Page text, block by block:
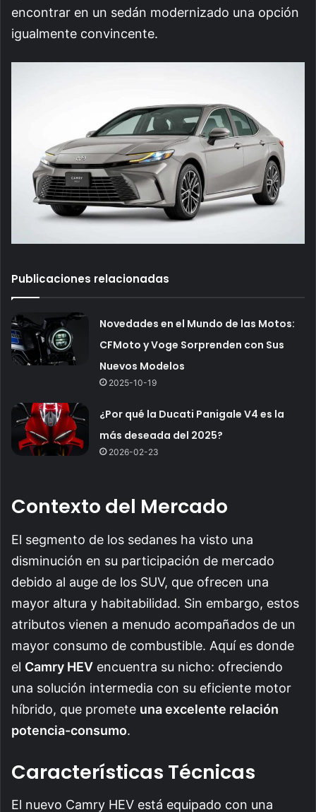
encontrar en un sedán modernizado una opción
igualmente convincente.
Publicaciones relacionadas
Novedades en el Mundo de las Motos:
CFMoto y Voge Sorprenden con Sus
Nuevos Modelos
2025-10-19
¿Por qué la Ducati Panigale V4 es la
más deseada del 2025?
2026-02-23
Contexto del Mercado
El segmento de los sedanes ha visto una
disminución en su participación de mercado
debido al auge de los SUV, que ofrecen una
mayor altura y habitabilidad. Sin embargo, estos
atributos vienen a menudo acompañados de un
mayor consumo de combustible. Aquí es donde
el Camry HEV encuentra su nicho: ofreciendo
una solución intermedia con su eficiente motor
híbrido, que promete una excelente relación
potencia-consumo.
Características Técnicas
El nuevo Camry HEV está equipado con una